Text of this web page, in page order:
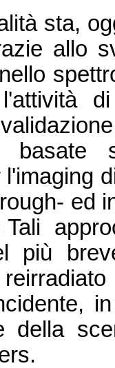
sta,
allo
ed
Tali
più
della